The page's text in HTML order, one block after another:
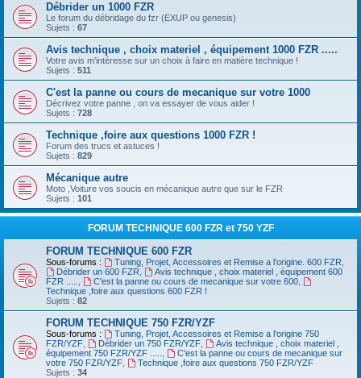
Débrider un 1000 FZR
Le forum du débridage du fzr (EXUP ou genesis)
Sujets : 67
Avis technique , choix materiel , équipement 1000 FZR .....
Votre avis m’intéresse sur un choix à faire en matière technique !
Sujets : 511
C'est la panne ou cours de mecanique sur votre 1000
Décrivez votre panne , on va essayer de vous aider !
Sujets : 728
Technique ,foire aux questions 1000 FZR !
Forum des trucs et astuces !
Sujets : 829
Mécanique autre
Moto ,Voiture vos soucis en mécanique autre que sur le FZR
Sujets : 101
FORUM TECHNIQUE 600 FZR et 750 YZF
FORUM TECHNIQUE 600 FZR
Sous-forums : Tuning, Projet, Accessoires et Remise a l'origine. 600 FZR
Débrider un 600 FZR
Avis technique , choix materiel , équipement 600
FZR .....
C'est la panne ou cours de mecanique sur votre 600,
Technique ,foire aux questions 600 FZR !
Sujets : 82
FORUM TECHNIQUE 750 FZR/YZF
Sous-forums :
Tuning, Projet, Accessoires et Remise a l'origine 750
FZR/YZF
Débrider un 750 FZR/YZF,
Avis technique , choix materiel ,
équipement 750 FZR/YZF .....
C'est la panne ou cours de mecanique sur
votre 750 FZR/YZF
Technique ,foire aux questions 750 FZR/YZF
Sujets : 34